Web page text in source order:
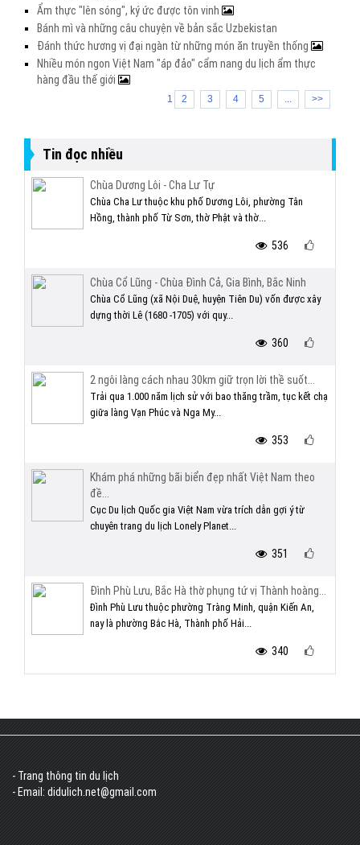
Ẩm thực "lên sóng", ký ức được tôn vinh
Bánh mì và những câu chuyện về bản sắc Uzbekistan
Đánh thức hương vị đại ngàn từ những món ăn truyền thống
Nhiều món ngon Việt Nam "áp đảo" cẩm nang du lịch ẩm thực
hàng đầu thế giới
1 2 3 4 5 ... >>
Tin đọc nhiều
Chùa Dương Lôi - Cha Lư Tự
Chùa Cha Lư thuộc khu phố Dương Lôi, phường Tân
Hồng, thành phố Từ Sơn, thờ Phật và thờ...
536
Chùa Cổ Lũng - Chùa Đình Cả, Gia Bình, Bắc Ninh
Chùa Cổ Lũng (xã Nội Duệ, huyện Tiên Du) vốn được xây
dựng thời Lê (1680 -1705) với quy...
360
2 ngôi làng cách nhau 30km giữ trọn lời thề suốt...
Trải qua 1.000 năm lịch sử với bao thăng trầm, tục kết chạ
giữa làng Vạn Phúc và Nga My...
353
Khám phá những bãi biển đẹp nhất Việt Nam theo
đề...
Cục Du lịch Quốc gia Việt Nam vừa trích dẫn gợi ý từ
chuyên trang du lịch Lonely Planet...
351
Đình Phù Lưu, Bắc Hà thờ phụng tứ vị Thành hoàng...
Đình Phù Lưu thuộc phường Tràng Minh, quận Kiến An,
nay là phường Bắc Hà, Thành phố Hải...
340
- Trang thông tin du lịch
- Email: didulich.net@gmail.com